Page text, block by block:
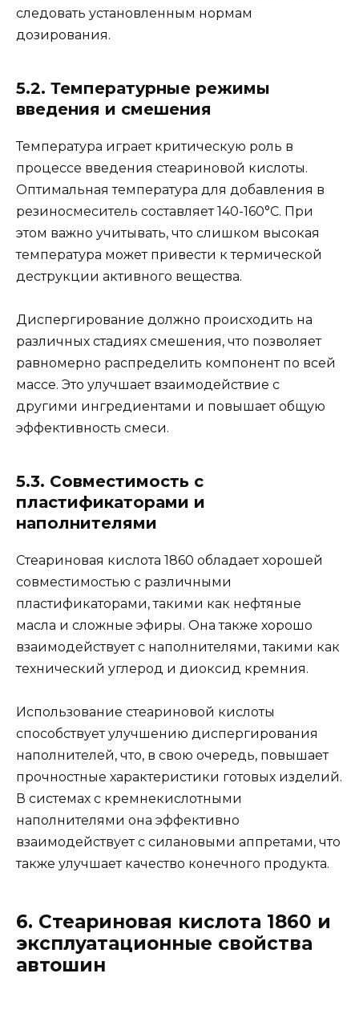
следовать установленным нормам
дозирования.
5.2. Температурные режимы
введения и смешения
Температура играет критическую роль в
процессе введения стеариновой кислоты.
Оптимальная температура для добавления в
резиносмеситель составляет 140-160°C. При
этом важно учитывать, что слишком высокая
температура может привести к термической
деструкции активного вещества.
Диспергирование должно происходить на
различных стадиях смешения, что позволяет
равномерно распределить компонент по всей
массе. Это улучшает взаимодействие с
другими ингредиентами и повышает общую
эффективность смеси.
5.3. Совместимость с
пластификаторами и
наполнителями
Стеариновая кислота 1860 обладает хорошей
совместимостью с различными
пластификаторами, такими как нефтяные
масла и сложные эфиры. Она также хорошо
взаимодействует с наполнителями, такими как
технический углерод и диоксид кремния.
Использование стеариновой кислоты
способствует улучшению диспергирования
наполнителей, что, в свою очередь, повышает
прочностные характеристики готовых изделий.
В системах с кремнекислотными
наполнителями она эффективно
взаимодействует с силановыми аппретами, что
также улучшает качество конечного продукта.
6. Стеариновая кислота 1860 и
эксплуатационные свойства
автошин